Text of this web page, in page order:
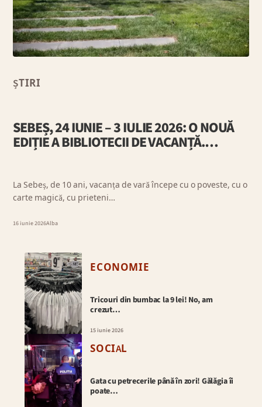
ȘTIRI
SEBEȘ, 24 IUNIE – 3 IULIE 2026: O NOUĂ
EDIȚIE A BIBLIOTECII DE VACANȚĂ.…
La Sebeș, de 10 ani, vacanța de vară începe cu o poveste, cu o
carte magică, cu prieteni…
16 iunie 2026Alba
ECONOMIE
Tricouri din bumbac la 9 lei! No, am
crezut…
15 iunie 2026
SOCIAL
Gata cu petrecerile până în zori! Gălăgia îi
poate…